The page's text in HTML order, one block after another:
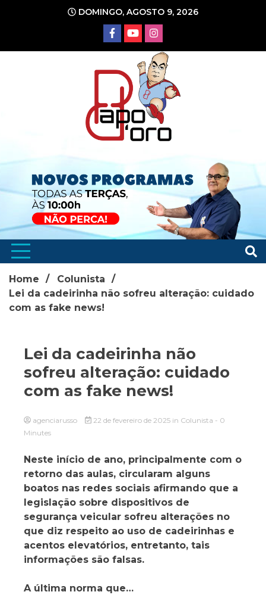
conteúdo
DOMINGO, AGOSTO 9, 2026
Home
Colunista
Lei da cadeirinha não sofreu alteração: cuidado
com as fake news!
Lei da cadeirinha não
sofreu alteração: cuidado
com as fake news!
agenciarusso 22 de fevereiro de 2025 in Colunista - 0
Minutes
Neste início de ano, principalmente com o
retorno das aulas, circularam alguns
boatos nas redes sociais afirmando que a
legislação sobre dispositivos de
segurança veicular sofreu alterações no
que diz respeito ao uso de cadeirinhas e
acentos elevatórios, entretanto, tais
informações são falsas.
A última norma que…